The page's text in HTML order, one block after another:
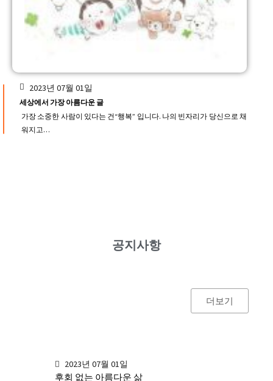
2023년 07월 01일
세상에서 가장 아름다운 글
가장 소중한 사람이 있다는 건“행복” 입니다. 나의 빈자리가 당신으로 채
워지고…
공지사항
더보기
2023년 07월 01일
후회 없는 아름다운 삶